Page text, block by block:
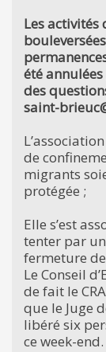
Les activités
été
des
saint-
de
migrants
protégée ;
Elle s’est
tenter par
fermeture
Le Conseil
de fait le
que le Juge
libéré six
ce week-end.